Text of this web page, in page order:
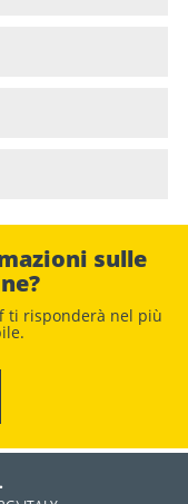
sulle
ti risponderà nel più